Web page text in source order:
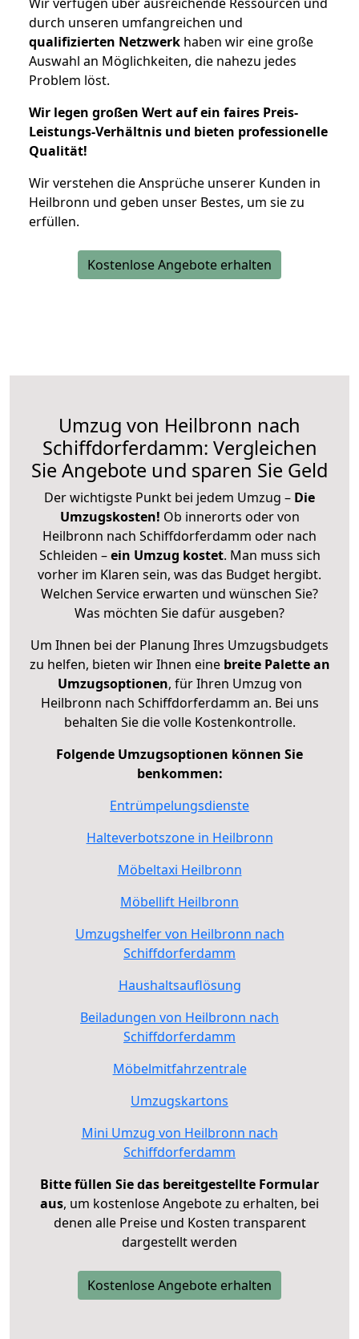
durch unseren umfangreichen und
qualifizierten Netzwerk haben wir eine große
Auswahl an Möglichkeiten, die nahezu jedes
Problem löst.
Wir legen großen Wert auf ein faires Preis-
Leistungs-Verhältnis und bieten professionelle
Qualität!
Wir verstehen die Ansprüche unserer Kunden in
Heilbronn und geben unser Bestes, um sie zu
erfüllen.
Kostenlose Angebote erhalten
Umzug von Heilbronn nach
Schiffdorferdamm: Vergleichen
Sie Angebote und sparen Sie Geld
Der wichtigste Punkt bei jedem Umzug – Die
Umzugskosten! Ob innerorts oder von
Heilbronn nach Schiffdorferdamm oder nach
Schleiden –ein Umzug kostet. Man muss sich
vorher im Klaren sein, was das Budget hergibt.
Welchen Service erwarten und wünschen Sie?
Was möchten Sie dafür ausgeben?
Um Ihnen bei der Planung Ihres Umzugsbudgets
zu helfen, bieten wir Ihnen eine breite Palette an
Umzugsoptionen, für Ihren Umzug von
Heilbronn nach Schiffdorferdamm an. Bei uns
behalten Sie die volle Kostenkontrolle.
Folgende Umzugsoptionen können Sie
benkommen:
Entrümpelungsdienste
Halteverbotszone in Heilbronn
Möbeltaxi Heilbronn
Möbellift Heilbronn
Umzugshelfer von Heilbronn nach
Schiffdorferdamm
Haushaltsauflösung
Beiladungen von Heilbronn nach
Schiffdorferdamm
Möbelmitfahrzentrale
Umzugskartons
Mini Umzug von Heilbronn nach
Schiffdorferdamm
Bitte füllen Sie das bereitgestellte Formular
aus, um kostenlose Angebote zu erhalten, bei
denen alle Preise und Kosten transparent
dargestellt werden
Kostenlose Angebote erhalten